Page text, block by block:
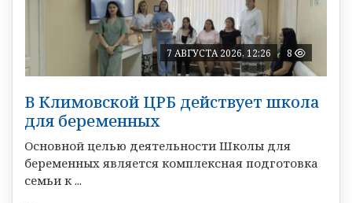
7 АВГУСТА 2026, 12:26 8
В Климовской ЦРБ действует школа
для беременных
Основной целью деятельности Школы для
беременных является комплексная подготовка
семьи к ...